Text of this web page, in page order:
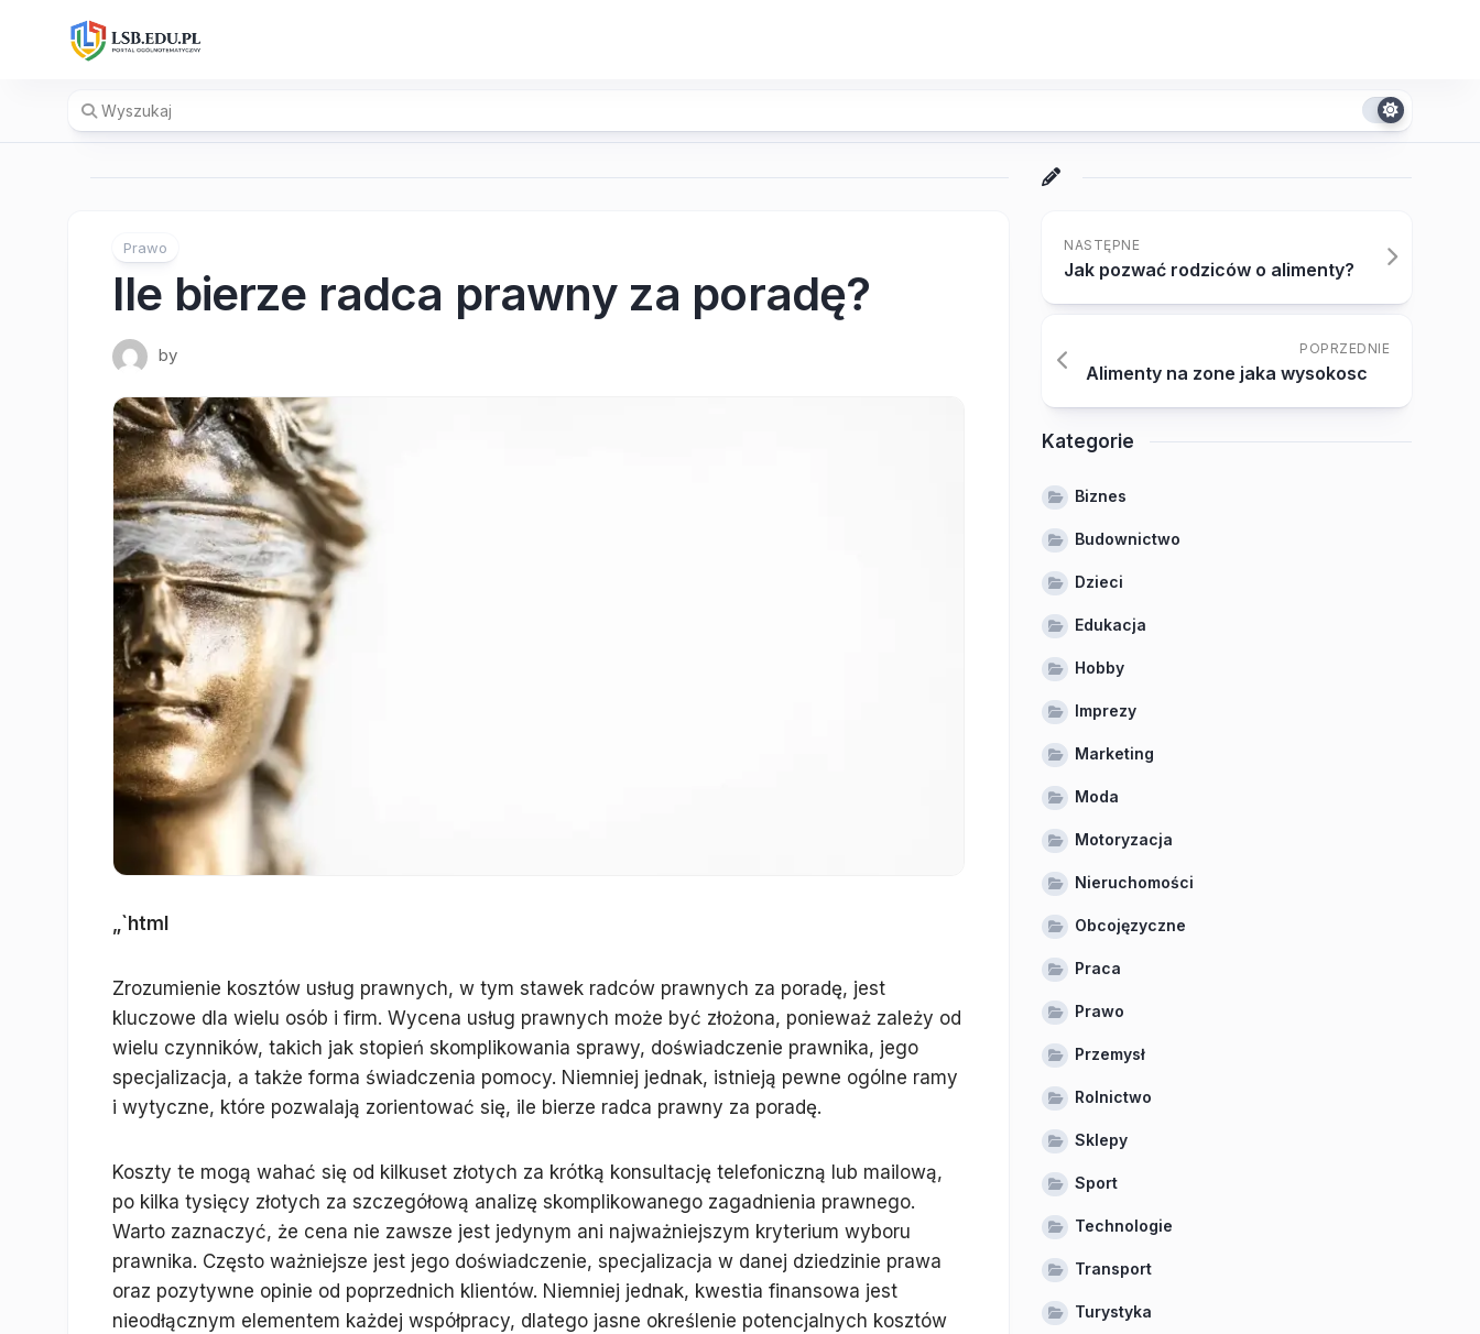
Prawo
Ile bierze radca prawny za poradę?
by
„`html
Zrozumienie kosztów usług prawnych, w tym stawek radców prawnych za poradę, jest
kluczowe dla wielu osób i firm. Wycena usług prawnych może być złożona, ponieważ zależy od
wielu czynników, takich jak stopień skomplikowania sprawy, doświadczenie prawnika, jego
specjalizacja, a także forma świadczenia pomocy. Niemniej jednak, istnieją pewne ogólne ramy
i wytyczne, które pozwalają zorientować się, ile bierze radca prawny za poradę.
Koszty te mogą wahać się od kilkuset złotych za krótką konsultację telefoniczną lub mailową,
po kilka tysięcy złotych za szczegółową analizę skomplikowanego zagadnienia prawnego.
Warto zaznaczyć, że cena nie zawsze jest jedynym ani najważniejszym kryterium wyboru
prawnika. Często ważniejsze jest jego doświadczenie, specjalizacja w danej dziedzinie prawa
oraz pozytywne opinie od poprzednich klientów. Niemniej jednak, kwestia finansowa jest
nieodłącznym elementem każdej współpracy, dlatego jasne określenie potencjalnych kosztów
NASTĘPNE
Jak pozwać rodziców o alimenty?
POPRZEDNIE
Alimenty na zone jaka wysokosc
Kategorie
Biznes
Budownictwo
Dzieci
Edukacja
Hobby
Imprezy
Marketing
Moda
Motoryzacja
Nieruchomości
Obcojęzyczne
Praca
Prawo
Przemysł
Rolnictwo
Sklepy
Sport
Technologie
Transport
Turystyka